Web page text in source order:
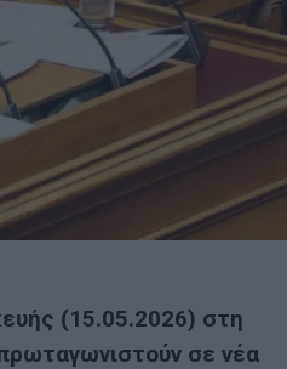
(15.05.2026) στη
σε νέα